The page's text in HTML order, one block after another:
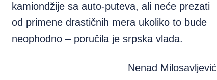
kamiondžije sa auto-puteva, ali neće prezati
od primene drastičnih mera ukoliko to bude
neophodno – poručila je srpska vlada.
Nenad Milosavljević